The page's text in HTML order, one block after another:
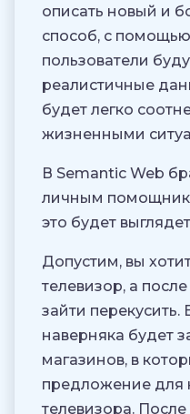
описать новый и
способ, с
пользователи
реалистичные
будет легко
жизненными
В Semantic Web
личным
это будет
Допустим, вы
телевизор, а
зайти
наверняка будет
магазинов, в
предложение для
телевизора.